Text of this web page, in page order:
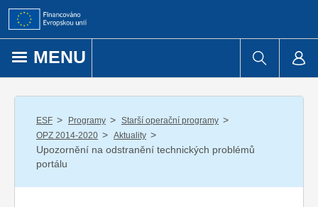
Přejít k obsahu
MENU
ESF / Programy / Starší operační programy /
OPZ 2014-2020 / Aktuality /
Upozornění na odstranění technických problémů
portálu